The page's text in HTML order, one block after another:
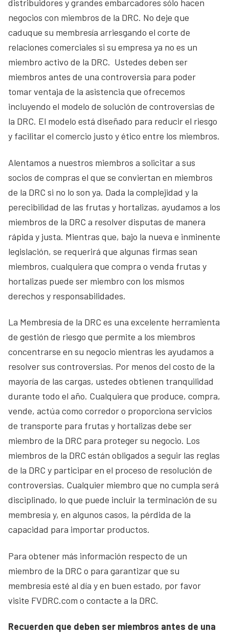
distribuidores y grandes embarcadores sólo hacen
negocios con miembros de la DRC. No deje que
caduque su membresía arriesgando el corte de
relaciones comerciales si su empresa ya no es un
miembro activo de la DRC. Ustedes deben ser
miembros antes de una controversia para poder
tomar ventaja de la asistencia que ofrecemos
incluyendo el modelo de solución de controversias de
la DRC. El modelo está diseñado para reducir el riesgo
y facilitar el comercio justo y ético entre los miembros.
Alentamos a nuestros miembros a solicitar a sus
socios de compras el que se conviertan en miembros
de la DRC si no lo son ya. Dada la complejidad y la
perecibilidad de las frutas y hortalizas, ayudamos a los
miembros de la DRC a resolver disputas de manera
rápida y justa. Mientras que, bajo la nueva e inminente
legislación, se requerirá que algunas firmas sean
miembros, cualquiera que compra o venda frutas y
hortalizas puede ser miembro con los mismos
derechos y responsabilidades.
La Membresía de la DRC es una excelente herramienta
de gestión de riesgo que permite a los miembros
concentrarse en su negocio mientras les ayudamos a
resolver sus controversias. Por menos del costo de la
mayoría de las cargas, ustedes obtienen tranquilidad
durante todo el año. Cualquiera que produce, compra,
vende, actúa como corredor o proporciona servicios
de transporte para frutas y hortalizas debe ser
miembro de la DRC para proteger su negocio. Los
miembros de la DRC están obligados a seguir las reglas
de la DRC y participar en el proceso de resolución de
controversias. Cualquier miembro que no cumpla será
disciplinado, lo que puede incluir la terminación de su
membresía y, en algunos casos, la pérdida de la
capacidad para importar productos.
Para obtener más información respecto de un
miembro de la DRC o para garantizar que su
membresía esté al día y en buen estado, por favor
visite FVDRC.com o contacte a la DRC.
Recuerden que deben ser miembros antes de una